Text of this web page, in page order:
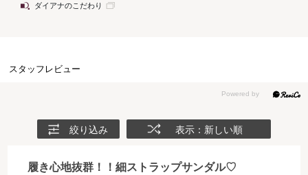
ダイアナのこだわり
スタッフレビュー
絞り込み 表示：新しい順
履き心地抜群！！細ストラップサンダル♡